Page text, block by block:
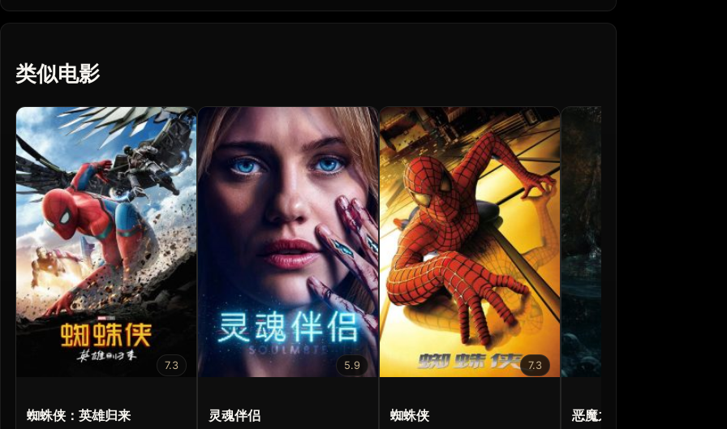
类似电影
7.3
蜘蛛侠：英雄归来
5.9
灵魂伴侣
7.3
蜘蛛侠 恶魔之口